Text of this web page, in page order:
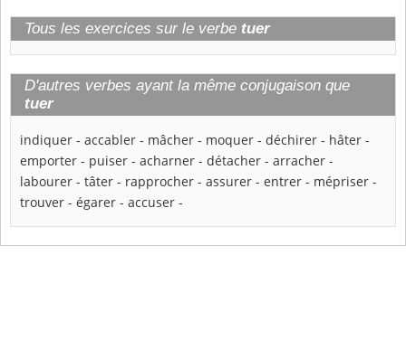
Tous les exercices sur le verbe tuer
D'autres verbes ayant la même conjugaison que
tuer
indiquer - accabler - mâcher - moquer - déchirer - hâter -
emporter - puiser - acharner - détacher - arracher -
labourer - tâter - rapprocher - assurer - entrer - mépriser -
trouver - égarer - accuser -